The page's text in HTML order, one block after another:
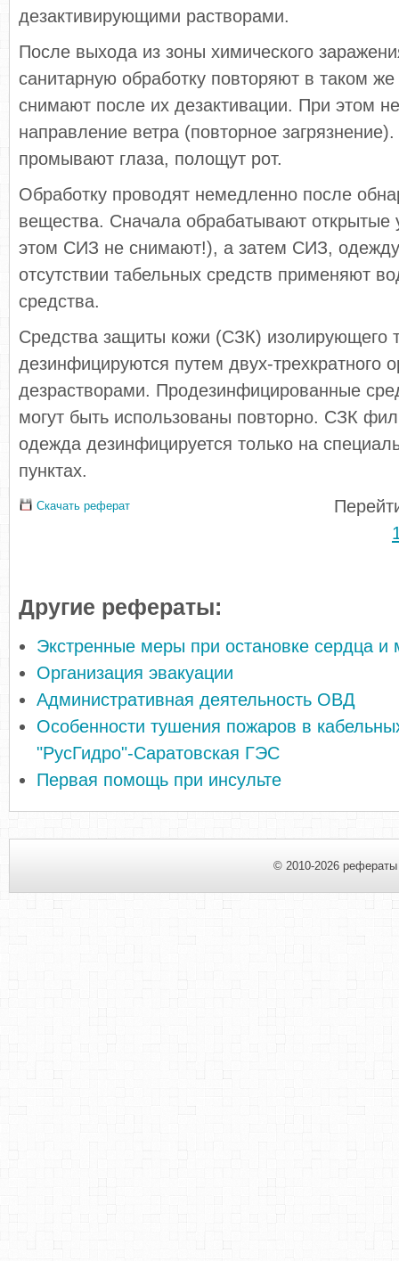
дезактивирующими растворами.
После выхода из зоны химического
санитарную обработку повторяют в таком
снимают после их дезактивации. При этом
направление ветра (повторное
промывают глаза, полощут рот.
Обработку проводят немедленно после
вещества. Сначала обрабатывают открытые
этом СИЗ не снимают!), а затем СИЗ,
отсутствии табельных средств применяют
средства.
Средства защиты кожи (СЗК) изолирующего
дезинфицируются путем двух-трехкратного
дезрастворами. Продезинфицированные
могут быть использованы повторно. СЗК
одежда дезинфицируется только на
пунктах.
Скачать реферат
Другие рефераты:
Экстренные меры при остановке сердца
Организация эвакуации
Административная деятельность ОВД
Особенности тушения пожаров в
"РусГидро"-Саратовская ГЭС
Первая помощь при инсульте
© 2010-2026 рефераты